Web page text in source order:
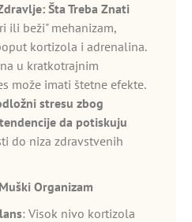
Šta Treba Znati
ili beži" mehanizam,
kortizola i adrenalina.
u kratkotrajnim
može imati štetne efekte.
stresu zbog
da potiskuju
do niza zdravstvenih
Organizam
: Visok nivo kortizola